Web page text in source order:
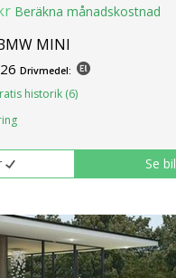
Beräkna månadskostnad
MINI
Drivmedel:
historik (6)
Se bil